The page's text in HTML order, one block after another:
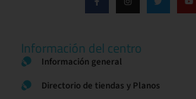
Información del centro
Información general
Directorio de tiendas y Planos